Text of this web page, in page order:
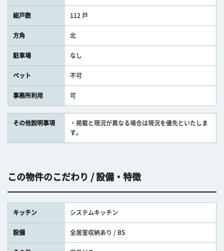
総戸数 112 戸
方角 北
駐車場 なし
ペット 不可
事務所利用 可
その他説明事項
・掲載と現況が異なる場合は現況を優先といたしま
す。
この物件のこだわり / 設備・特徴
キッチン システムキッチン
設備 全居室収納あり / BS